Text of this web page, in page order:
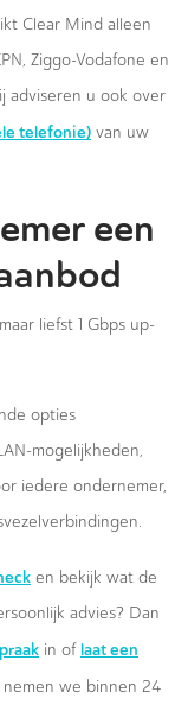
Clear Mind alleen
Ziggo-Vodafone en
adviseren u ook over
telefonie) van uw
een
liefst 1 Gbps up-
opties
mogelijkheden,
iedere ondernemer,
en bekijk wat de
advies? Dan
in of laat een
we binnen 24